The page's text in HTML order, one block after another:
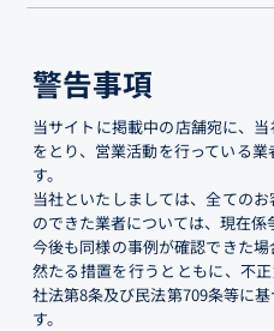
警告事項
当サイトに掲載中の店舗宛に、
をとり、営業活動を行っている
す。
当社といたしましては、全ての
のできた業者については、現在係
今後も同様の事例が確認できた
然たる措置を行うとともに、不
社法第8条及び民法第709条等に
す。